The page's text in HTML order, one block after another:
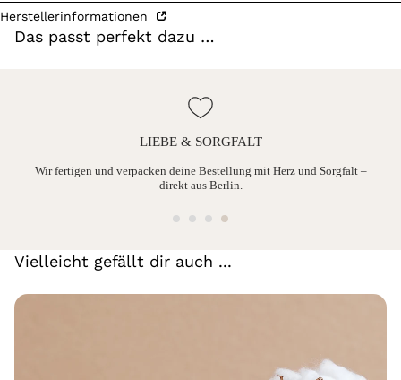
Herstellerinformationen
Das passt perfekt dazu …
LIEBE & SORGFALT
Wir fertigen und verpacken deine Bestellung mit Herz und Sorgfalt –
direkt aus Berlin.
Vielleicht gefällt dir auch ...